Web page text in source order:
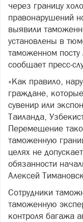
через границу
правонарушений
выявили
установлены в
таможенном
сообщает пресс-
«Как правило,
граждане,
сувенир или
Таиланда,
Перемещение
таможенную
целях не
обязанности
Алексей
Сотрудники
таможенную
контроля багажа